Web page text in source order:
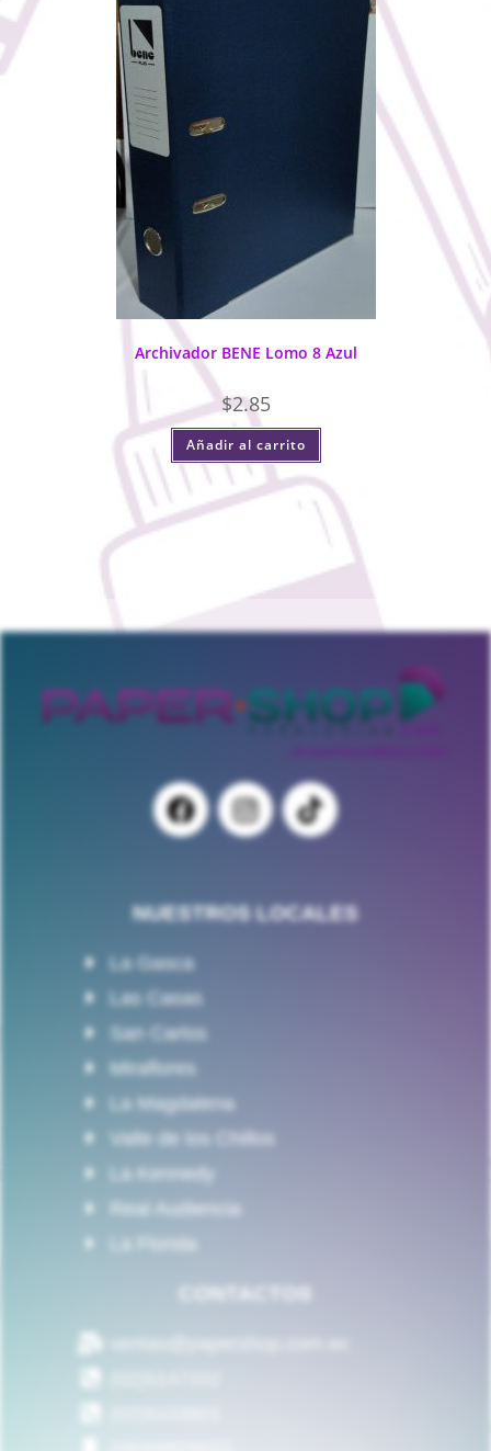
Archivador BENE Lomo 8 Azul
$2.85
Añadir al carrito
NUESTROS LOCALES
La Gasca
Las Casas
San Carlos
Miraflores
La Magdalena
Valle de los Chillos
La Kennedy
Real Audiencia
La Florida
CONTACTOS